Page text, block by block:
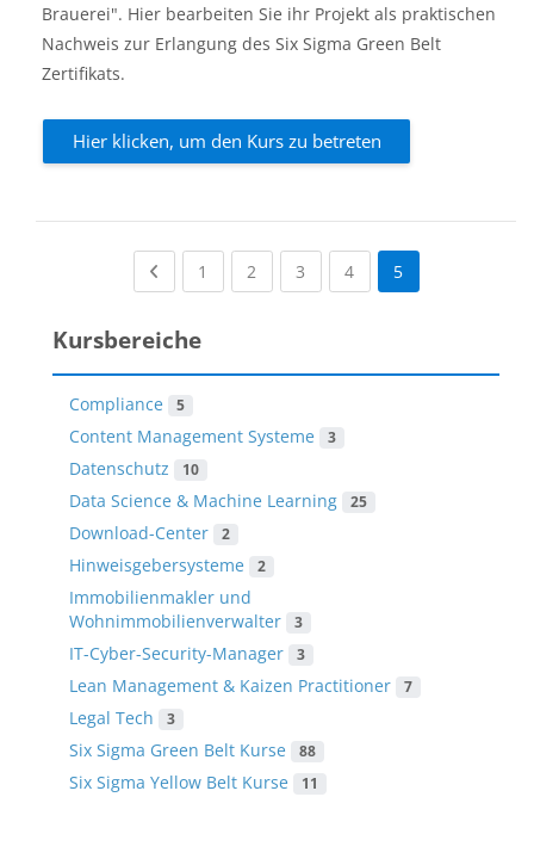
Brauerei". Hier bearbeiten Sie ihr Projekt als praktischen
Nachweis zur Erlangung des Six Sigma Green Belt
Zertifikats.
Hier klicken, um den Kurs zu betreten
Previous page
1 (current)
2 (current)
3 (current)
4(current)
5
Kursbereiche
Compliance 5
Content Management Systeme 3
Datenschutz 10
Data Science & Machine Learning 25
Download-Center 2
Hinweisgebersysteme 2
Immobilienmakler und
Wohnimmobilienverwalter
3
IT-Cyber-Security-Manager 3
Lean Management & Kaizen Practitioner 7
Legal Tech 3
Six Sigma Green Belt Kurse 88
Six Sigma Yellow Belt Kurse 11